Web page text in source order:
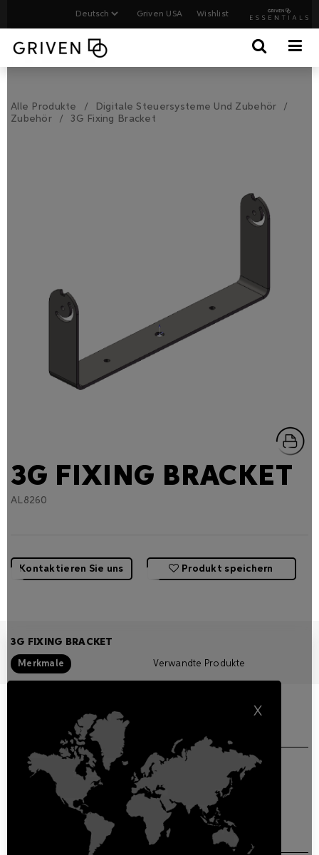
Griven USA Wishlist
Alle Produkte
Digitale Steuersysteme Und Zubehör
Zubehör
3G Fixing Bracket
3G FIXING BRACKET
AL8260
Kontaktieren Sie uns Produkt speichern
3G FIXING BRACKET
Merkmale Verwandte Produkte
ALLGEMEINE EIGENSCHAFTEN
3G fixing bracket for CAPITAL 300.
HERUNTERLADEN
X